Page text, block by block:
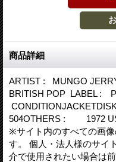
商品詳細
ARTIST : MUNGO
BRITISH POP LABEL :
504OTHERS : 1972 US
※サイト内のすべての画
す。 個人・法人様のサイ
介で使用されたい場合は